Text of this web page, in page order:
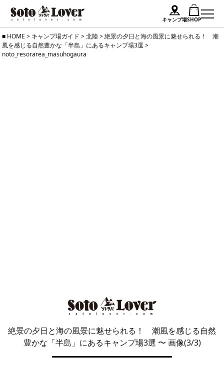
キャンプ場SHOP
Skip
to
HOME > キャンプ場ガイド >北陸>絶景の夕日と海の風景に魅せられる！ 潮
風を感じる自然豊かな「半島」にあるキャンプ場3選 >
noto_resorarea_masuhogaura
絶景の夕日と海の風景に魅せられる！ 潮風を感じる自然
豊かな「半島」にあるキャンプ場3選 〜 画像(3/3)